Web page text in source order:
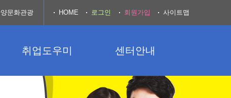
취업도우미 센터안내
문화관광 HOME 로그인 회원가입 사이트맵